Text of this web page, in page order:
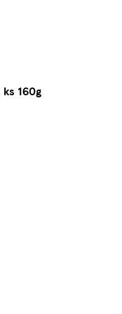
160g